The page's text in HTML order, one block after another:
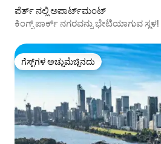
ಪೆರ್ತ್ ನಲ್ಲಿ ಅಪಾರ್ಟ್‌ಮಂಟ್
ಗೆಸ್ಟ್‌ಗಳ ಅಚ್ಚುಮೆಚ್ಚಿನದು
ಗೆಸ್ಟ್‌ಗಳ ಅಚ್ಚುಮೆಚ್ಚಿನದು